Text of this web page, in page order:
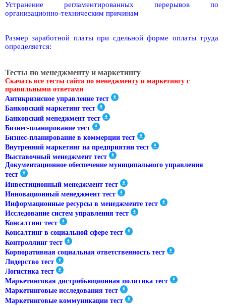
Устранение регламентированных перерывов по
организационно-техническим причинам
Размер заработной платы при сдельной форме оплаты труда
определяется:
Тесты по менеджменту и маркетингу
Скачать все тесты сайта по менеджменту и маркетингу с
правильными ответами
Антикризисное управление тест
Банковский маркетинг тест
Банковский менеджмент тест
Бизнес-планирование тест
Бизнес-планирование в коммерции тест
Внутренний маркетинг на предприятии тест
Выставочный менеджмент тест
Документационное обеспечение муниципального управления
тест
Инвестиционный менеджмент тест
Инновационный менеджмент тест
Информационные ресурсы в менеджменте тест
Исследование систем управления тест
Консалтинг тест
Консалтинг в социальной сфере тест
Контроллинг тест
Корпоративная социальная ответственность тест
Лидерство тест
Логистика тест
Маркетинговая дистрибьюционная политика тест
Маркетинговые исследования тест
Маркетинговые коммуникации тест